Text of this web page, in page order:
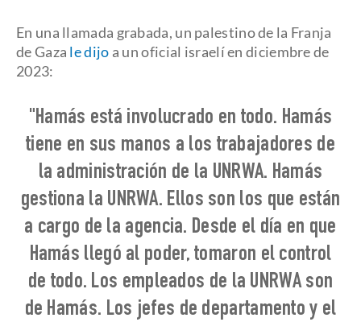
En una llamada grabada, un palestino de la Franja
de Gaza le dijo a un oficial israelí en diciembre de
2023:
"Hamás está involucrado en todo. Hamás
tiene en sus manos a los trabajadores de
la administración de la UNRWA. Hamás
gestiona la UNRWA. Ellos son los que están
a cargo de la agencia. Desde el día en que
Hamás llegó al poder, tomaron el control
de todo. Los empleados de la UNRWA son
de Hamás. Los jefes de departamento y el